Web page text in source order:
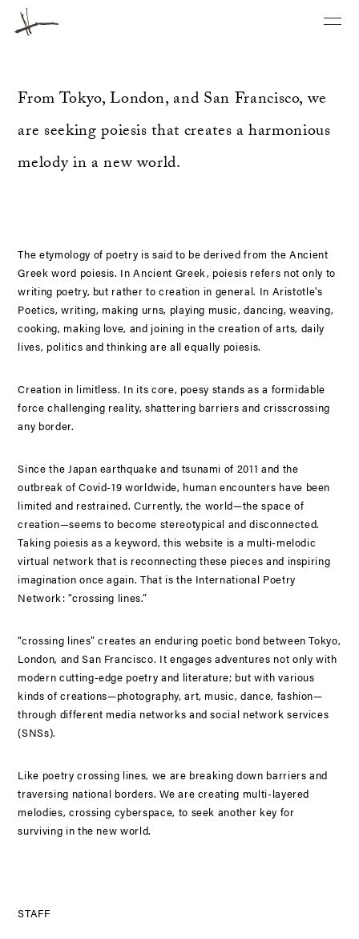
From Tokyo, London, and San Francisco, we
are seeking poiesis that creates a harmonious
melody in a new world.
The etymology of poetry is said to be derived from the Ancient
Greek word poiesis. In Ancient Greek, poiesis refers not only to
writing poetry, but rather to creation in general. In Aristotle’s
Poetics, writing, making urns, playing music, dancing, weaving,
cooking, making love, and joining in the creation of arts, daily
lives, politics and thinking are all equally poiesis.
Creation in limitless. In its core, poesy stands as a formidable
force challenging reality, shattering barriers and crisscrossing
any border.
Since the Japan earthquake and tsunami of 2011 and the
outbreak of Covid-19 worldwide, human encounters have been
limited and restrained. Currently, the world—the space of
creation—seems to become stereotypical and disconnected.
Taking poiesis as a keyword, this website is a multi-melodic
virtual network that is reconnecting these pieces and inspiring
imagination once again. That is the International Poetry
Network: “crossing lines.”
“crossing lines” creates an enduring poetic bond between Tokyo,
London, and San Francisco. It engages adventures not only with
modern cutting-edge poetry and literature; but with various
kinds of creations—photography, art, music, dance, fashion—
through different media networks and social network services
(SNSs).
Like poetry crossing lines, we are breaking down barriers and
traversing national borders. We are creating multi-layered
melodies, crossing cyberspace, to seek another key for
surviving in the new world.
STAFF